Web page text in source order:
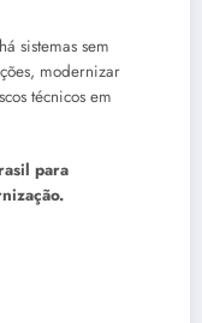
sistemas sem
modernizar
técnicos em
para